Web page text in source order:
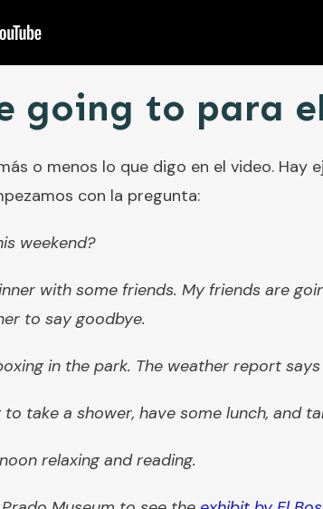
going to para
o menos lo que digo en el video. Hay
con la pregunta:
weekend?
with some friends. My friends are
to say goodbye.
in the park. The weather report
take a shower, have some lunch, and
relaxing and reading.